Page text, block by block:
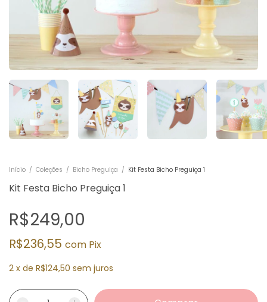
Início / Coleções / Bicho Preguiça / Kit Festa Bicho Preguiça 1
Kit Festa Bicho Preguiça 1
R$249,00
R$236,55 com Pix
2 x de R$124,50 sem juros